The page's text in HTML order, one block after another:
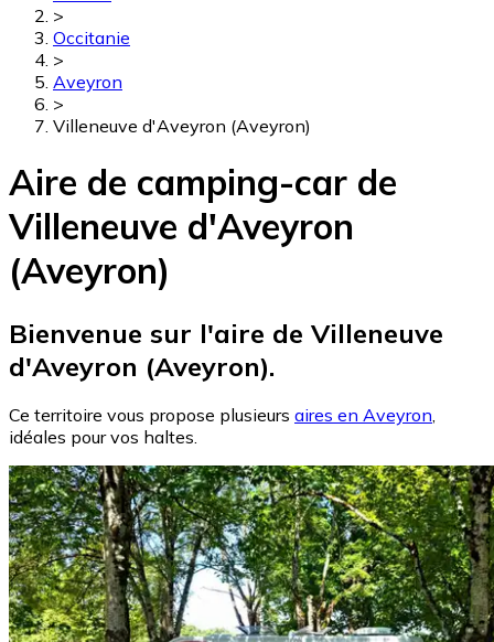
>
Occitanie
>
Aveyron
>
Villeneuve d'Aveyron (Aveyron)
Aire de camping-car de
Villeneuve d'Aveyron
(Aveyron)
Bienvenue sur l'aire de Villeneuve
d'Aveyron (Aveyron).
Ce territoire vous propose plusieurs aires en Aveyron,
idéales pour vos haltes.